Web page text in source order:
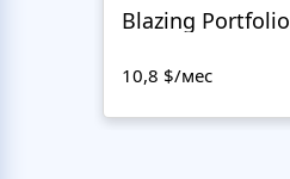
Blazing Portfolio
10,8 $/мес